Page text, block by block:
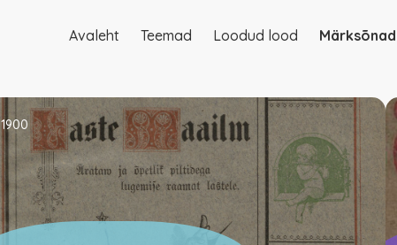
Põhinavigatsioon
Avaleht Teemad Loodud lood Märksõnad
1900